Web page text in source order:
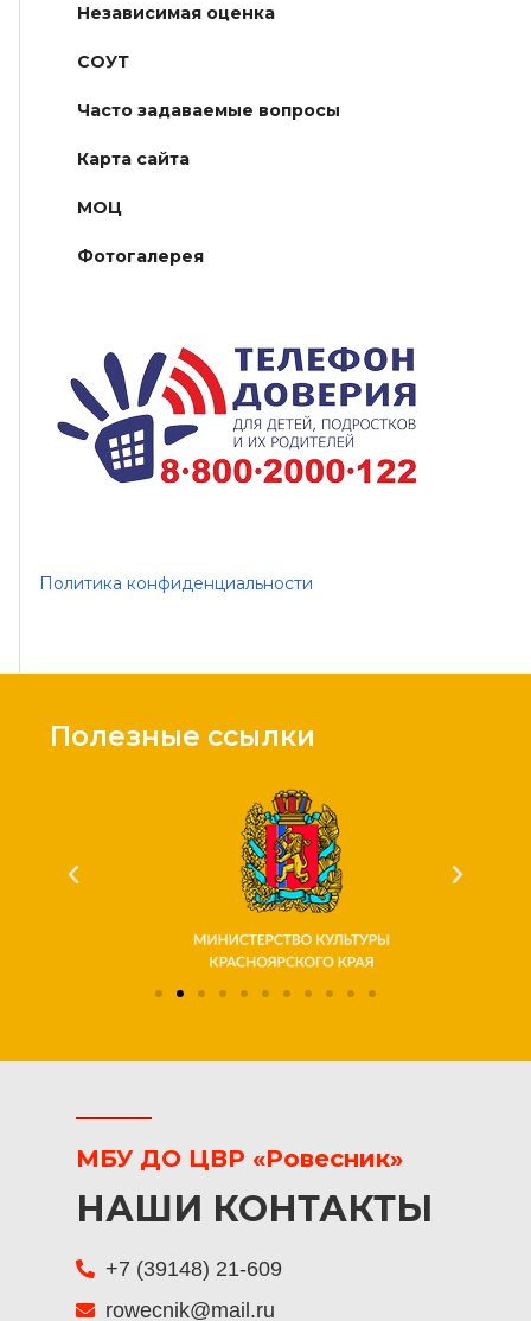
Независимая оценка
СОУТ
Часто задаваемые вопросы
Карта сайта
МОЦ
Фотогалерея
Политика конфиденциальности
Полезные ссылки
МБУ ДО ЦВР «Ровесник»
НАШИ КОНТАКТЫ
+7 (39148) 21-609
rowecnik@mail.ru